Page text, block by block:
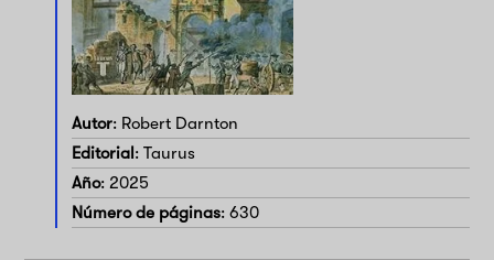
Autor: Robert Darnton
Editorial : Taurus
Año: 2025
Número de páginas: 630